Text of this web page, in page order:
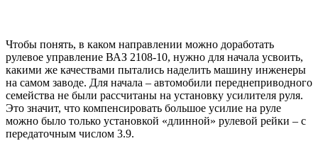
Чтобы понять, в каком направлении можно доработать
рулевое управление ВАЗ 2108-10, нужно для начала усвоить,
какими же качествами пытались наделить машину инженеры
на самом заводе. Для начала – автомобили переднеприводного
семейства не были рассчитаны на установку усилителя руля.
Это значит, что компенсировать большое усилие на руле
можно было только установкой «длинной» рулевой рейки – с
передаточным числом 3.9.